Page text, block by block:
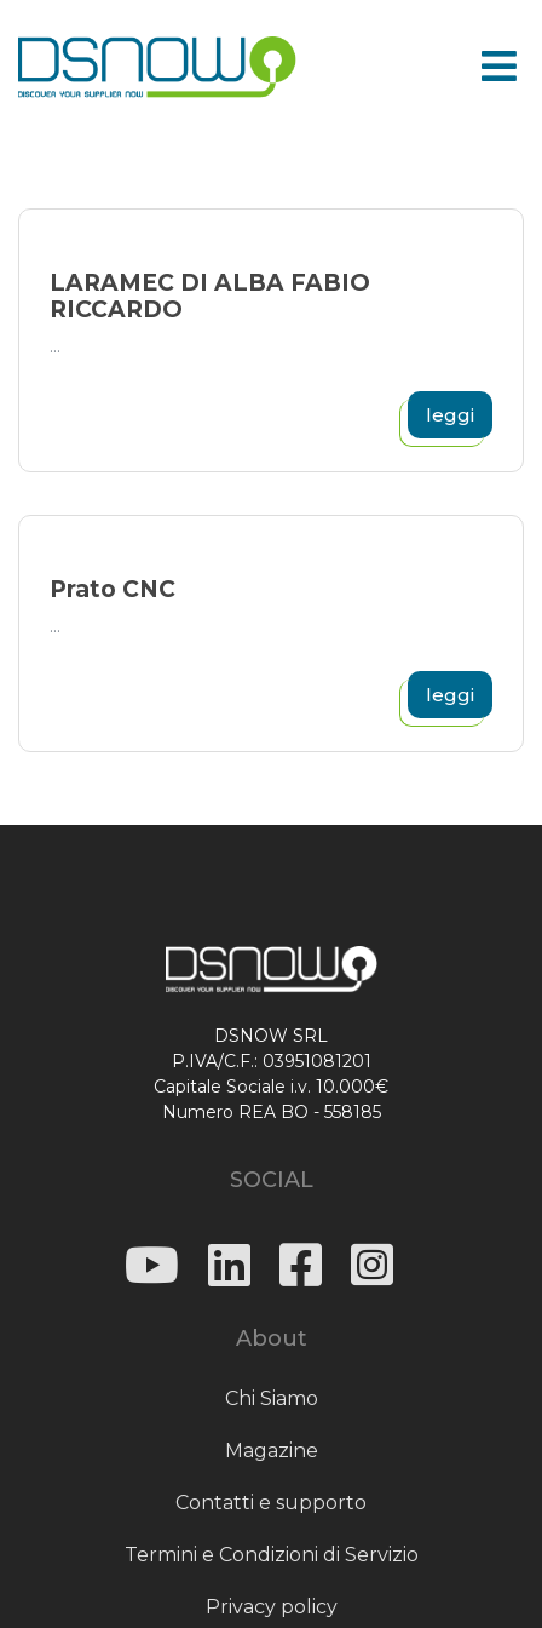
to
content
LARAMEC DI ALBA FABIO
RICCARDO
...
leggi
Prato CNC
...
leggi
DSNOW SRL
P.IVA/C.F.: 03951081201
Capitale Sociale i.v. 10.000€
Numero REA BO - 558185
SOCIAL
About
Chi Siamo
Magazine
Contatti e supporto
Termini e Condizioni di Servizio
Privacy policy